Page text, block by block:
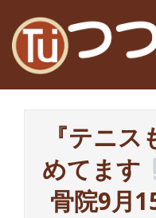
content
高
富
『テニ
めてます
骨院9月